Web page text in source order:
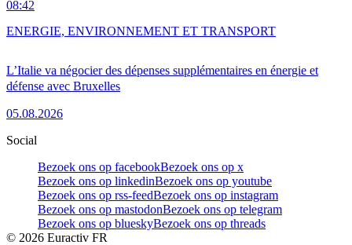
08:42
L’Italie va négocier des dépenses supplémentaires en énergie et
défense avec Bruxelles
05.08.2026
ENERGIE, ENVIRONNEMENT ET TRANSPORT
Social
Bezoek ons op facebookBezoek ons op x
Bezoek ons op linkedinBezoek ons op youtube
Bezoek ons op rss-feedBezoek ons op instagram
Bezoek ons op mastodonBezoek ons op telegram
Bezoek ons op blueskyBezoek ons op threads
© 2026 Euractiv FR